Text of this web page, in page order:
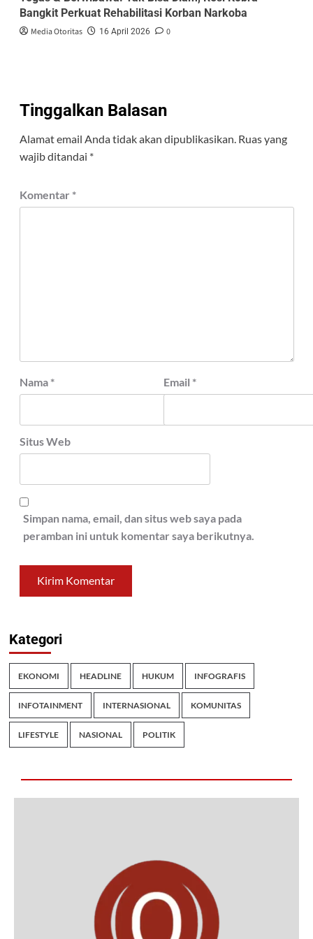
Bangkit Perkuat Rehabilitasi Korban Narkoba
Media Otoritas 16 April 2026 0
Tinggalkan Balasan
Alamat email Anda tidak akan dipublikasikan. Ruas yang
wajib ditandai *
Komentar *
Nama * Email *
Situs Web
Simpan nama, email, dan situs web saya pada
peramban ini untuk komentar saya berikutnya.
Kategori
EKONOMI HEADLINE HUKUM INFOGRAFIS
INFOTAINMENT INTERNASIONAL KOMUNITAS
LIFESTYLE NASIONAL POLITIK